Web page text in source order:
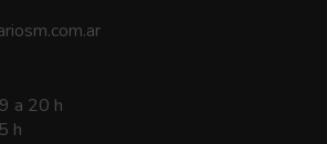
a 20 h
h